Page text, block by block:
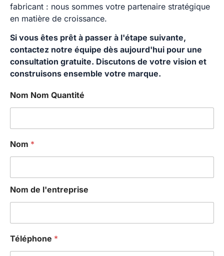
fabricant : nous sommes votre partenaire stratégique
en matière de croissance.
Si vous êtes prêt à passer à l'étape suivante,
contactez notre équipe dès aujourd'hui pour une
consultation gratuite. Discutons de votre vision et
construisons ensemble votre marque.
Nom Nom Quantité
Nom *
Nom de l'entreprise
Téléphone *